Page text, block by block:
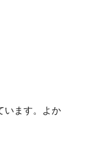
います。よか